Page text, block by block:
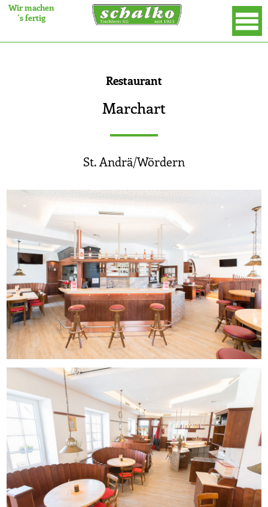
Wir machen
´s fertig
×
Restaurant
Marchart
St. Andrä/Wördern